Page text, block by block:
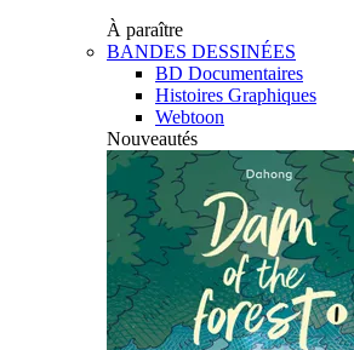
À paraître
BANDES DESSINÉES
BD Documentaires
Histoires Graphiques
Webtoon
Nouveautés